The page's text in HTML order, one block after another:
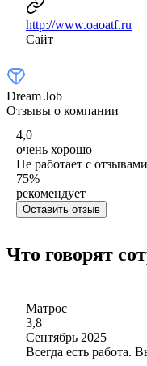
http://www.oaoatf.ru
Сайт
Dream Job
Отзывы о компании
4,0
очень хорошо
Не работает с отзывами
75%
рекомендует
Оставить отзыв
Что говорят
Матрос
3,8
Сентябрь 2025
Всегда есть работа.